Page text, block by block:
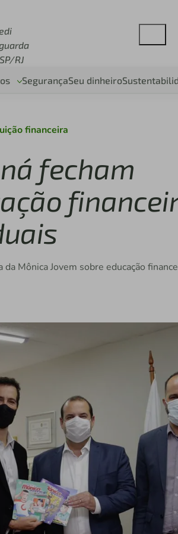
RJ
SegurançaSeu dinheiro
financeira
fecham
Mônica Jovem sobre educação